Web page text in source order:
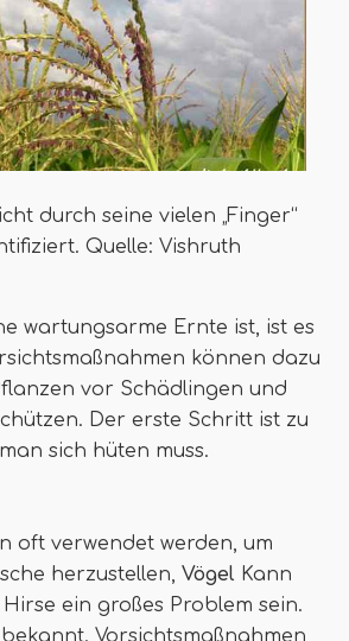
durch seine vielen „Finger“
Quelle: Vishruth
wartungsarme Ernte ist, ist es
können dazu
vor Schädlingen und
Der erste Schritt ist zu
sich hüten muss.
oft verwendet werden, um
herzustellen, Vögel Kann
ein großes Problem sein.